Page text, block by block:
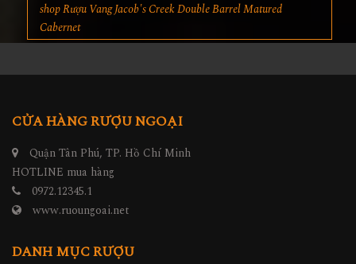
shop Rượu Vang Jacob's Creek Double Barrel Matured
Cabernet
CỬA HÀNG RƯỢU NGOẠI
Quận Tân Phú, TP. Hồ Chí Minh
HOTLINE mua hàng
0972.12345.1
www.ruoungoai.net
DANH MỤC RƯỢU